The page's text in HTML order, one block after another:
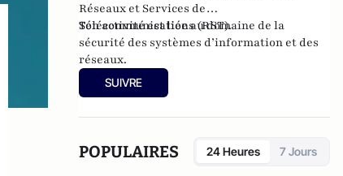
Réseaux et Services de
Télécommunications(RST).
Son activité est liée au domaine de la
sécurité des systèmes d’information et des
réseaux.
SUIVRE
POPULAIRES 24 Heures 7 Jours